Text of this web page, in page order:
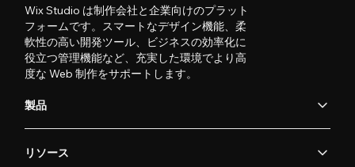
Wix Studio は制作会社と企業向けのプラット
フォームです。スマートなデザイン機能、柔
軟性の高い開発ツール、ビジネスの効率化に
役立つ管理機能など、充実した環境でより高
度な Web 制作をサポートします。
製品
リソース